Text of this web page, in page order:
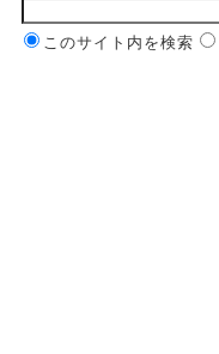
このサイト内を検索